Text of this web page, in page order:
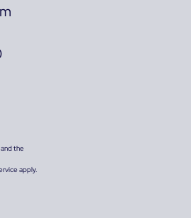
the
apply.